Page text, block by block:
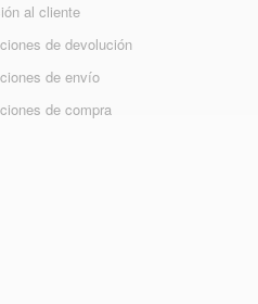
al cliente
de devolución
de envío
de compra